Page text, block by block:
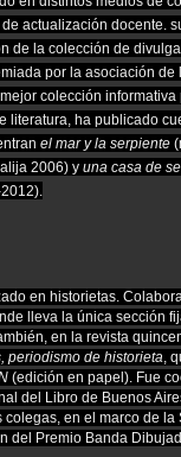
actualización docente.
de la colección de
por la asociación
colección
literatura, ha publicado
el mar y la serpiente
2006) y una casa de
en historietas.
lleva la única sección
en la revista
periodismo de historieta,
(edición en papel). Fue
del Libro de Buenos
en el marco de la
del Premio Banda